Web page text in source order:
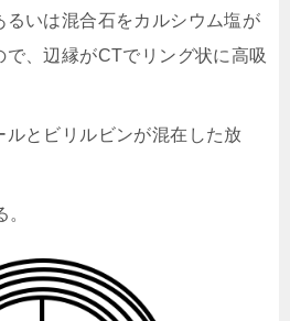
るいは混合石をカルシウム塩が
、辺縁がCTでリング状に高吸
ルとビリルビンが混在した放